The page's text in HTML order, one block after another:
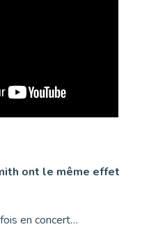
ont le même effet
en concert…